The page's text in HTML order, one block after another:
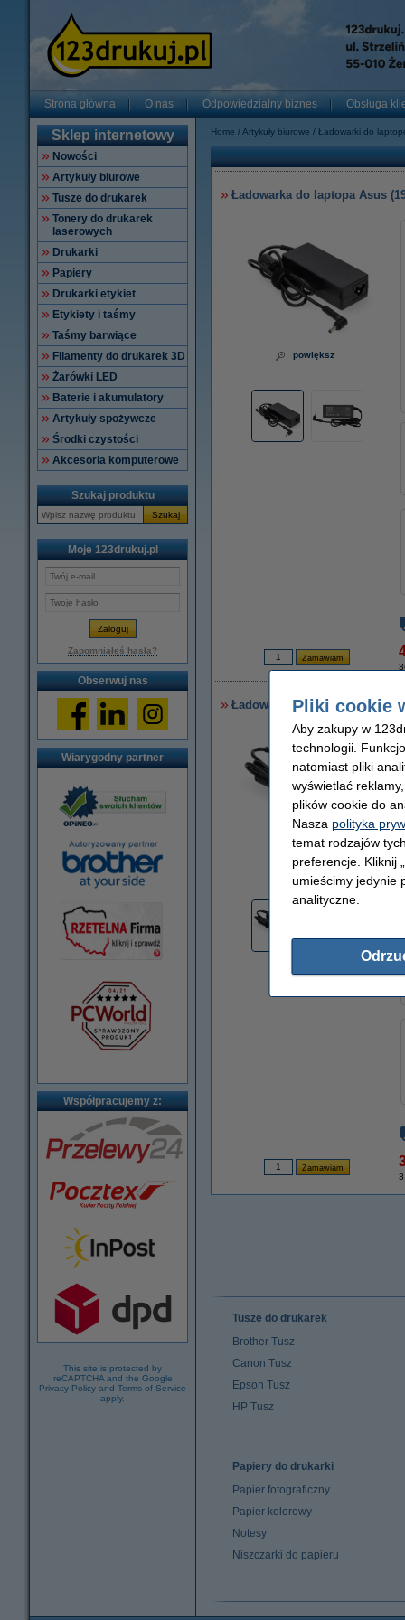
Strona główna O nas Odpowiedzialny biznes Obsługa
Sklep internetowy
Nowości
Artykuły biurowe
Tusze do drukarek
Tonery do drukarek
laserowych
Drukarki
Papiery
Drukarki etykiet
Etykiety i taśmy
Taśmy barwiące
Filamenty do drukarek 3D
Żarówki LED
Baterie i akumulatory
Artykuły spożywcze
Środki czystości
Akcesoria komputerowe
Szukaj produktu
Szukaj
Moje 123drukuj.pl
Zapomniałeś hasła?
Obserwuj nas
Wiarygodny partner
Współpracujemy z:
This site is protected by
reCAPTCHA and the Google
Privacy Policy and Terms of Service
apply.
Home Artykuły biurowe Ładowarki do
Ładowarka do laptopa Asus
powiększ
Ładowarka do laptopa Asus
powiększ
Tusze do drukarek
Brother Tusz
Canon Tusz
Epson Tusz
HP Tusz
Papiery do drukarki
Papier fotograficzny
Papier kolorowy
Notesy
Niszczarki do papieru
Pliki cookie
Aby zakupy w
technologii.
natomiast pliki
wyświetlać
plików cookie do
Nasza polityka
temat rodzajów
preferencje. Kliknij
umieścimy jedynie
analityczne.